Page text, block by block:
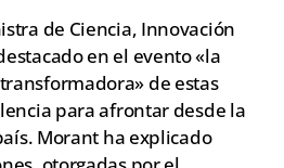
de Ciencia, Innovación
en el evento «la
de estas
para afrontar desde la
Morant ha explicado